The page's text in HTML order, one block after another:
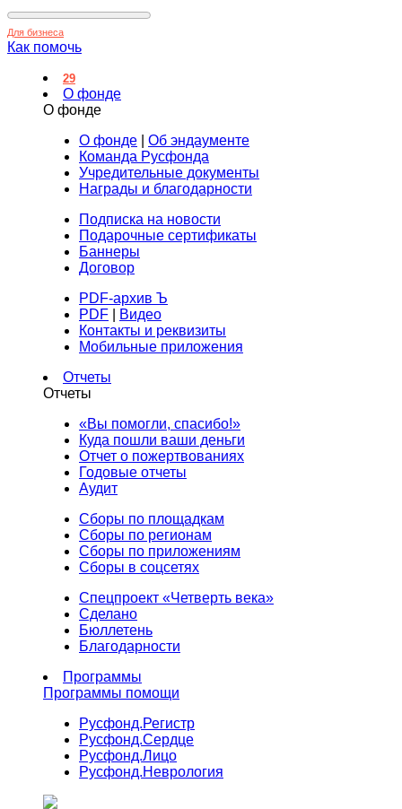
Для бизнеса
Как помочь
29
О фонде
О фонде
О фонде
Об эндаументе
Команда Русфонда
Учредительные документы
Награды и благодарности
Подписка на новости
Подарочные сертификаты
Баннеры
Договор
PDF-архив Ъ
PDF
Видео
Контакты и реквизиты
Мобильные приложения
Отчеты
Отчеты
«Вы помогли, спасибо!»
Куда пошли ваши деньги
Отчет о пожертвованиях
Годовые отчеты
Аудит
Сборы по площадкам
Сборы по регионам
Сборы по приложениям
Сборы в соцсетях
Спецпроект «Четверть века»
Сделано
Бюллетень
Благодарности
Программы
Программы помощи
Русфонд.Регистр
Русфонд.Сердце
Русфонд.Лицо
Русфонд.Неврология